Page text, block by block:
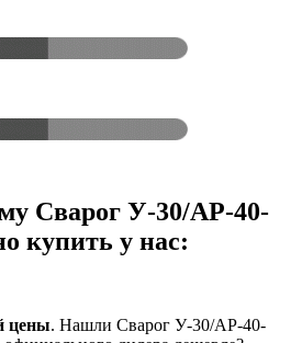
Сварог У-30/АР-40-
купить у нас:
цены. Нашли Сварог У-30/АР-40-